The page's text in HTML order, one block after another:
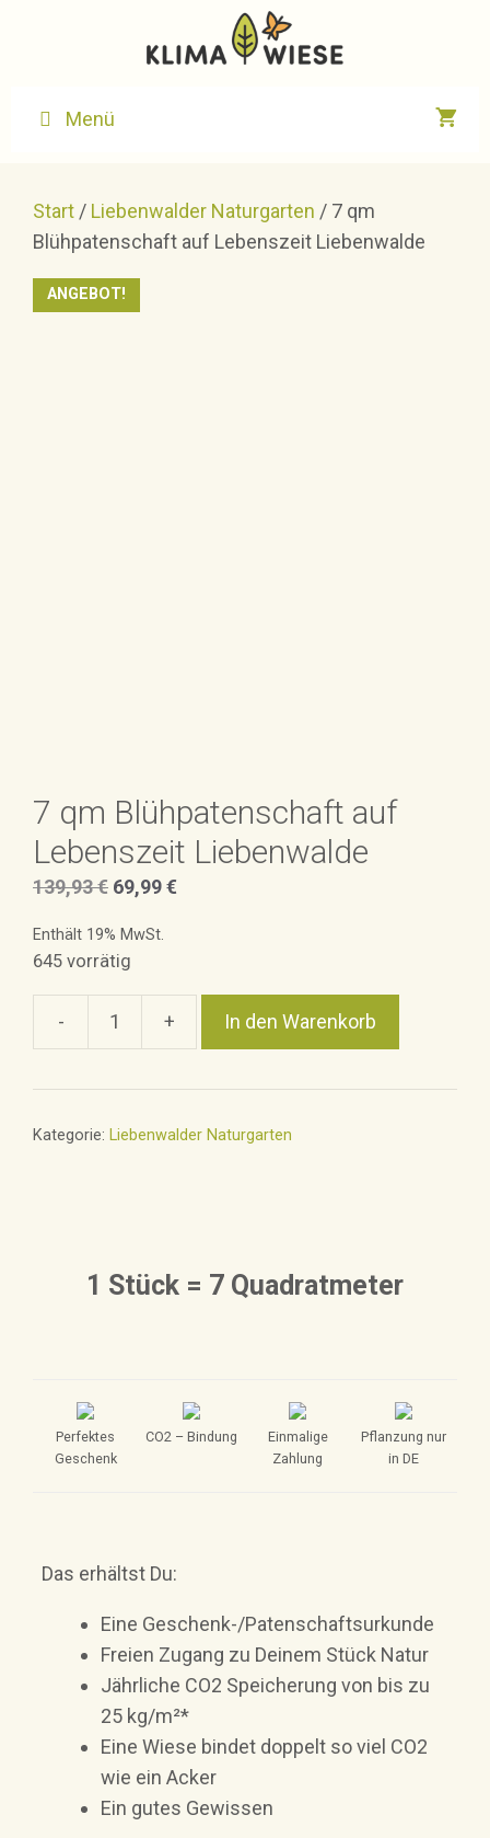
Menü
Start / Liebenwalder Naturgarten / 7 qm
Blühpatenschaft auf Lebenszeit Liebenwalde
ANGEBOT!
7 qm Blühpatenschaft auf
Lebenszeit Liebenwalde
139,93€ Ursprünglicher
war:
139,93 €
69,99€
Enthält 19% MwSt.
645 vorrätig
-
Blühpatenschaft
auf
+ In den Warenkorb
Kategorie: Liebenwalder Naturgarten
1 Stück = 7 Quadratmeter
Perfektes
Geschenk
CO2 – Bindung
Einmalige
Zahlung
Pflanzung nur
in DE
Das erhältst Du:
Eine Geschenk-/Patenschaftsurkunde
Freien Zugang zu Deinem Stück Natur
Jährliche CO2 Speicherung von bis zu
25 kg/m²*
Eine Wiese bindet doppelt so viel CO2
wie ein Acker
Ein gutes Gewissen